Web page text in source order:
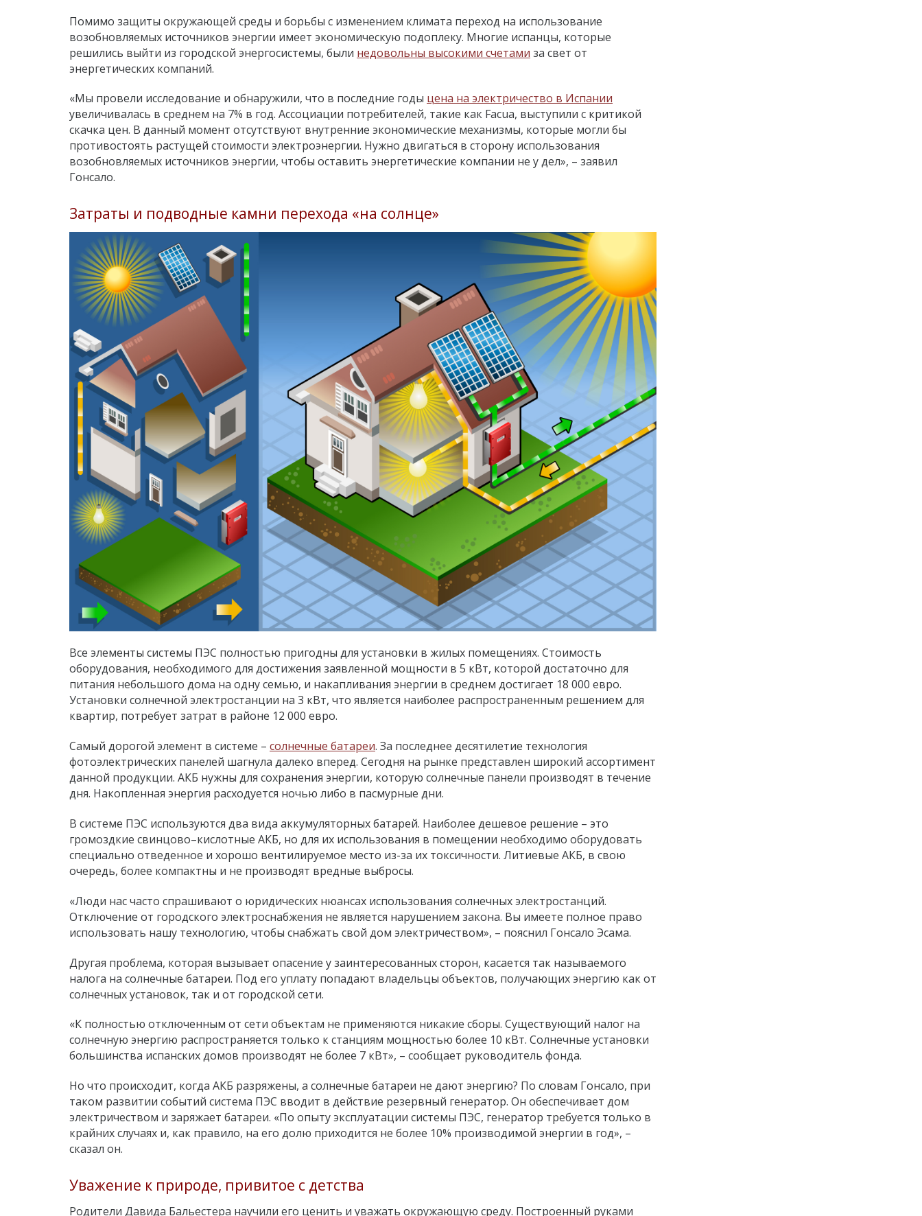
Помимо защиты окружающей среды и борьбы с изменением климата переход на использование
возобновляемых источников энергии имеет экономическую подоплеку. Многие испанцы, которые
решились выйти из городской энергосистемы, были недовольны высокими счетами за свет от
энергетических компаний.
«Мы провели исследование и обнаружили, что в последние годы цена на электричество в Испании
увеличивалась в среднем на 7% в год. Ассоциации потребителей, такие как Facua, выступили с критикой
скачка цен. В данный момент отсутствуют внутренние экономические механизмы, которые могли бы
противостоять растущей стоимости электроэнергии. Нужно двигаться в сторону использования
возобновляемых источников энергии, чтобы оставить энергетические компании не у дел», – заявил
Гонсало.
Затраты и подводные камни перехода «на солнце»
Все элементы системы ПЭС полностью пригодны для установки в жилых помещениях. Стоимость
оборудования, необходимого для достижения заявленной мощности в 5 кВт, которой достаточно для
питания небольшого дома на одну семью, и накапливания энергии в среднем достигает 18 000 евро.
Установки солнечной электростанции на 3 кВт, что является наиболее распространенным решением для
квартир, потребует затрат в районе 12 000 евро.
Самый дорогой элемент в системе – солнечные батареи. За последнее десятилетие технология
фотоэлектрических панелей шагнула далеко вперед. Сегодня на рынке представлен широкий ассортимент
данной продукции. АКБ нужны для сохранения энергии, которую солнечные панели производят в течение
дня. Накопленная энергия расходуется ночью либо в пасмурные дни.
В системе ПЭС используются два вида аккумуляторных батарей. Наиболее дешевое решение – это
громоздкие свинцово–кислотные АКБ, но для их использования в помещении необходимо оборудовать
специально отведенное и хорошо вентилируемое место из-за их токсичности. Литиевые АКБ, в свою
очередь, более компактны и не производят вредные выбросы.
«Люди нас часто спрашивают о юридических нюансах использования солнечных электростанций.
Отключение от городского электроснабжения не является нарушением закона. Вы имеете полное право
использовать нашу технологию, чтобы снабжать свой дом электричеством», – пояснил Гонсало Эсама.
Другая проблема, которая вызывает опасение у заинтересованных сторон, касается так называемого
налога на солнечные батареи. Под его уплату попадают владельцы объектов, получающих энергию как от
солнечных установок, так и от городской сети.
«К полностью отключенным от сети объектам не применяются никакие сборы. Существующий налог на
солнечную энергию распространяется только к станциям мощностью более 10 кВт. Солнечные установки
большинства испанских домов производят не более 7 кВт», – сообщает руководитель фонда.
Но что происходит, когда АКБ разряжены, а солнечные батареи не дают энергию? По словам Гонсало, при
таком развитии событий система ПЭС вводит в действие резервный генератор. Он обеспечивает дом
электричеством и заряжает батареи. «По опыту эксплуатации системы ПЭС, генератор требуется только в
крайних случаях и, как правило, на его долю приходится не более 10% производимой энергии в год», –
сказал он.
Уважение к природе, привитое с детства
Родители Давида Бальестера научили его ценить и уважать окружающую среду. Построенный руками